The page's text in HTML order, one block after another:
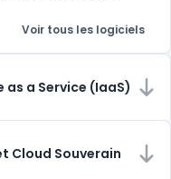
Voir tous les logiciels
a Service (IaaS)
Cloud Souverain